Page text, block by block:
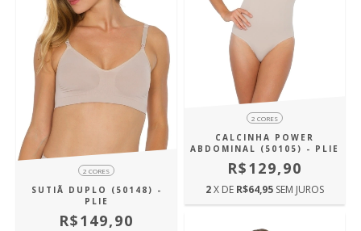
2 CORES
SUTIÃ DUPLO (50148) -
PLIE
R$149,90
2 CORES
CALCINHA POWER
ABDOMINAL (50105) - PLIE
R$129,90
2X DE R$64,95 SEM JUROS